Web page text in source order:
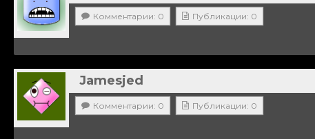
Комментарии: 0 Публикации: 0
Jamesjed
Комментарии: 0 Публикации: 0